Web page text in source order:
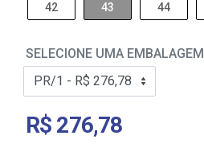
42 43 44
SELECIONE UMA EMBALAGEM
R$ 276,78